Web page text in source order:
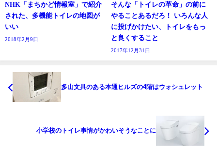
NHK「まちかど情報室」で紹介
された、多機能トイレの地図が
いい
2018年2月9日
そんな「トイレの革命」の前に
やることあるだろ！ いろんな人
に投げかけたい、トイレをもっ
と良くすること
2017年12月31日
多山文具のある本通ヒルズの4階はウォシュレット
小学校のトイレ事情がかわいそうなことに